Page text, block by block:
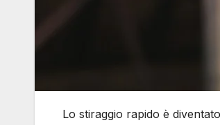
Lo stiraggio rapido è